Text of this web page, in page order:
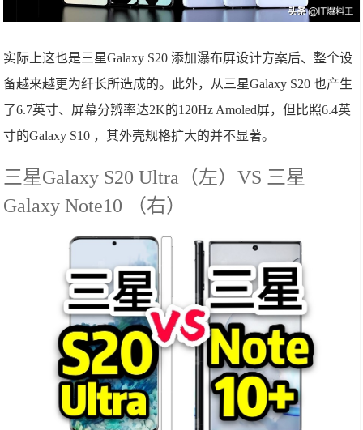
实际上这也是三星Galaxy S20 添加瀑布屏设计方案后、整个设
备越来越更为纤长所造成的。此外，从三星Galaxy S20 也产生
了6.7英寸、屏幕分辨率达2K的120Hz Amoled屏，但比照6.4英
寸的Galaxy S10 ，其外壳规格扩大的并不显著。
三星Galaxy S20 Ultra（左）VS 三星
Galaxy Note10 （右）